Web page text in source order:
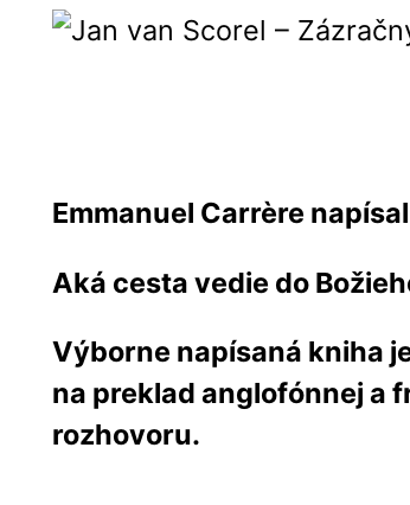
Emmanuel Carrère
Aká cesta vedie do
Výborne napísaná kniha
na preklad anglofónnej a
rozhovoru.